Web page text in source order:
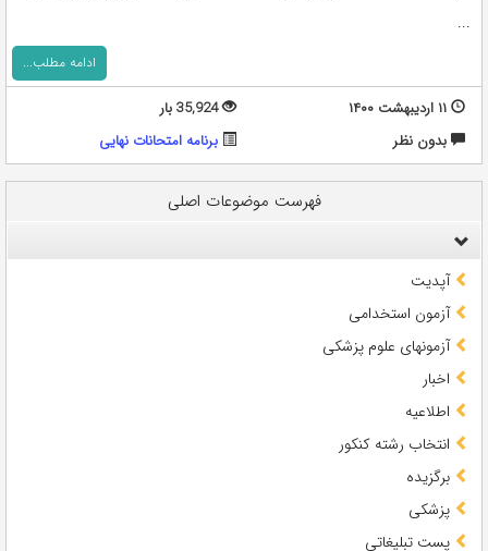
...
ادامه مطلب...
۱۱ اردیبهشت ۱۴۰۰
35,924 بار
بدون نظر
برنامه امتحانات نهایی
فهرست موضوعات اصلی
آپدیت
آزمون استخدامی
آزمونهای علوم پزشکی
اخبار
اطلاعیه
انتخاب رشته کنکور
برگزیده
پزشکی
پست تبلیغاتی